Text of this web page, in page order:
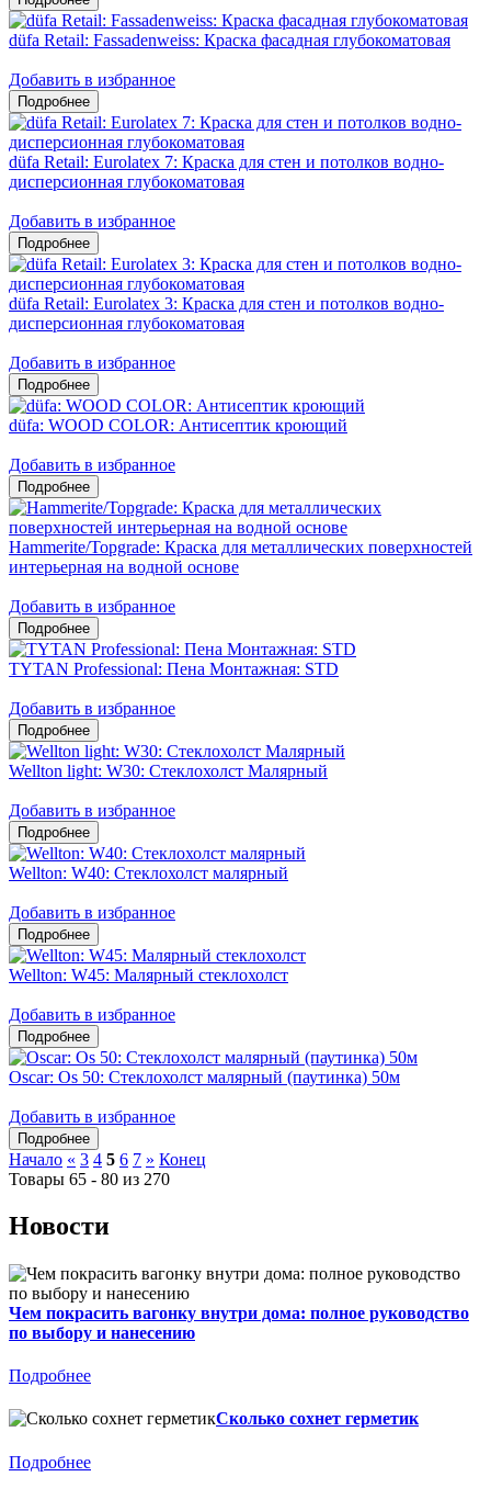
düfa Retail: Fassadenweiss: Краска фасадная глубокоматовая
Добавить в избранное
düfa Retail: Eurolatex 7: Краска для стен и потолков водно-
дисперсионная глубокоматовая
Добавить в избранное
düfa Retail: Eurolatex 3: Краска для стен и потолков водно-
дисперсионная глубокоматовая
Добавить в избранное
düfa: WOOD COLOR: Антисептик кроющий
Добавить в избранное
Hammerite/Topgrade: Краска для металлических поверхностей
интерьерная на водной основе
Добавить в избранное
TYTAN Professional: Пена Монтажная: STD
Добавить в избранное
Wellton light: W30: Стеклохолст Малярный
Добавить в избранное
Wellton: W40: Стеклохолст малярный
Добавить в избранное
Wellton: W45: Малярный стеклохолст
Добавить в избранное
Oscar: Os 50: Стеклохолст малярный (паутинка) 50м
Добавить в избранное
Начало « 3 4 5 6 7 » Конец
Товары 65 - 80 из 270
Новости
Чем покрасить вагонку внутри дома: полное руководство
по выбору и нанесению
Подробнее
Сколько сохнет герметик
Подробнее